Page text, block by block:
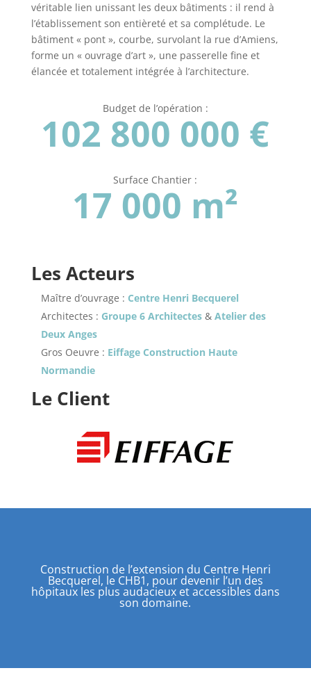
véritable lien unissant les deux bâtiments : il rend à
l’établissement son entièreté et sa complétude. Le
bâtiment « pont », courbe, survolant la rue d’Amiens,
forme un « ouvrage d’art », une passerelle fine et
élancée et totalement intégrée à l’architecture.
Budget de l’opération :
102 800 000 €
Surface Chantier :
17 000 m²
Les Acteurs
Maître d’ouvrage : Centre Henri Becquerel
Architectes : Groupe 6 Architectes& Atelier des
Deux Anges
Gros Oeuvre : Eiffage Construction Haute
Normandie
Le Client
Construction de l’extension du Centre Henri
Becquerel, le CHB1, pour devenir l’un des
hôpitaux les plus audacieux et accessibles dans
son domaine.